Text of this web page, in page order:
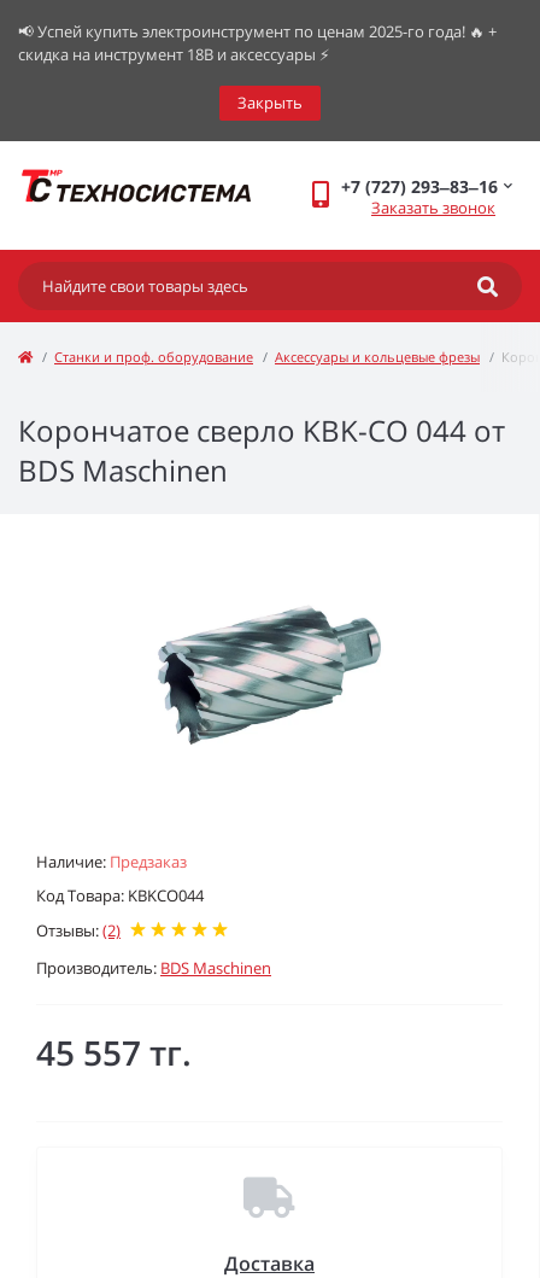
📢 Успей купить электроинструмент по ценам 2025-го года! 🔥 +
скидка на инструмент 18В и аксессуары ⚡️
Закрыть
+7 (727) 293‒83‒16
Заказать звонок
Станки и проф. оборудование Аксессуары и кольцевые фрезы
Корончатое сверло KBK-CO 044 от
BDS Maschinen
Наличие: Предзаказ
Код Товара: KBKCO044
Отзывы:(2)
Производитель: BDS Maschinen
45 557 тг.
Доставка